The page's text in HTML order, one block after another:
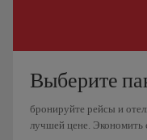
Выберите
бронируйте рейсы и
лучшей цене. Экономить